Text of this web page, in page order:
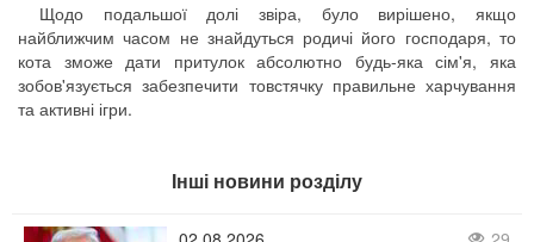
Щодо подальшої долі звіра, було вирішено, якщо
найближчим часом не знайдуться родичі його господаря, то
кота зможе дати притулок абсолютно будь-яка сім'я, яка
зобов'язується забезпечити товстячку правильне харчування
та активні ігри.
Інші новини розділу